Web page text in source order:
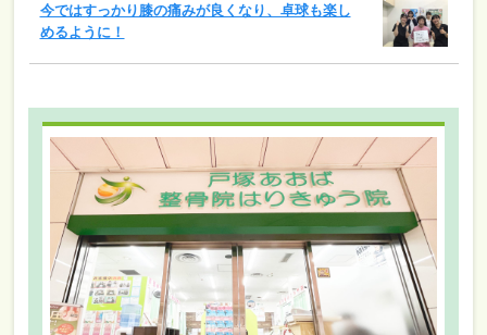
今ではすっかり膝の痛みが良くなり、卓球も楽し
めるように！